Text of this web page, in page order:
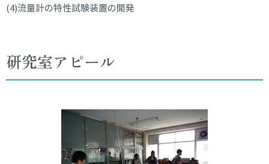
(4)流量計の特性試験装置の開発
研究室アピール